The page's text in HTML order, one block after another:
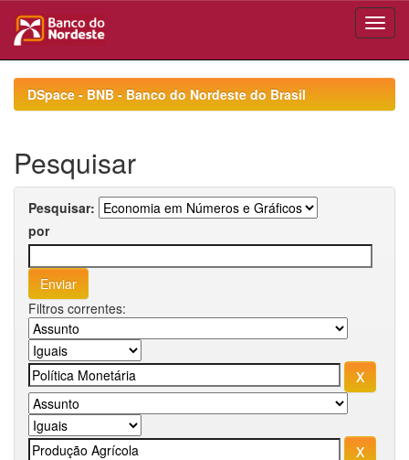
navigationDSpace - BNB - Banco do Nordeste do Brasil
Pesquisar
Pesquisar:
por
Filtros correntes: